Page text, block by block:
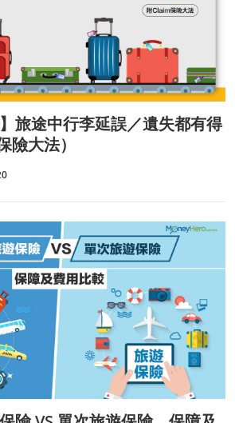
】旅途中行李延誤／遺失都有得
大法）